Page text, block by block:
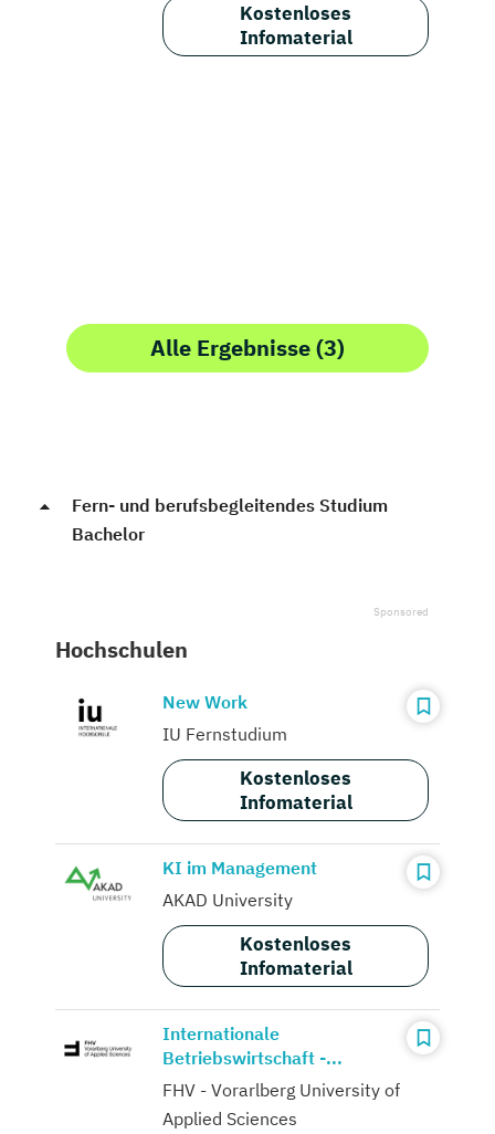
Kostenloses
Infomaterial
Alle Ergebnisse (3)
Fern- und berufsbegleitendes Studium
Bachelor
Hochschulen
New Work
IU Fernstudium
Kostenloses
Infomaterial
KI im Management
AKAD University
Kostenloses
Infomaterial
Internationale
Betriebswirtschaft -...
FHV - Vorarlberg University of
Applied Sciences